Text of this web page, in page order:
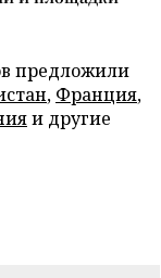
предложили
, Франция,
и другие